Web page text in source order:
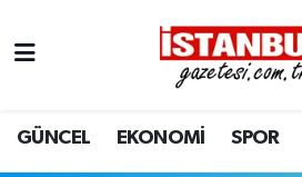
GÜNCEL EKONOMİ SPOR
EKONOMİ
Nöbetçi Eczaneler
Hava Durumu